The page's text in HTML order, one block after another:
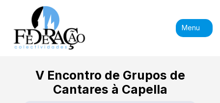
Menu
V Encontro de Grupos de
Cantares à Capella